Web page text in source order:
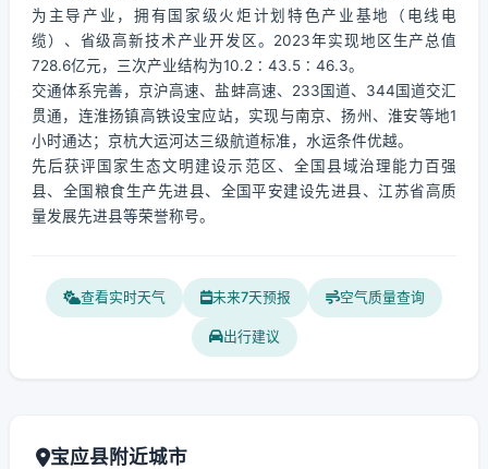
为主导产业，拥有国家级火炬计划特色产业基地（电线电
缆）、省级高新技术产业开发区。2023年实现地区生产总值
728.6亿元，三次产业结构为10.2∶43.5∶46.3。
交通体系完善，京沪高速、盐蚌高速、233国道、344国道交汇
贯通，连淮扬镇高铁设宝应站，实现与南京、扬州、淮安等地1
小时通达；京杭大运河达三级航道标准，水运条件优越。
先后获评国家生态文明建设示范区、全国县域治理能力百强
县、全国粮食生产先进县、全国平安建设先进县、江苏省高质
量发展先进县等荣誉称号。
查看实时天气 未来7天预报 空气质量查询
出行建议
宝应县附近城市